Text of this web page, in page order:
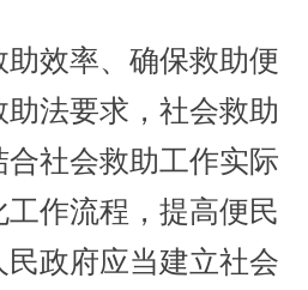
效率、确保救助便
助法要求，社会救助
社会救助工作实际
作流程，提高便民
政府应当建立社会